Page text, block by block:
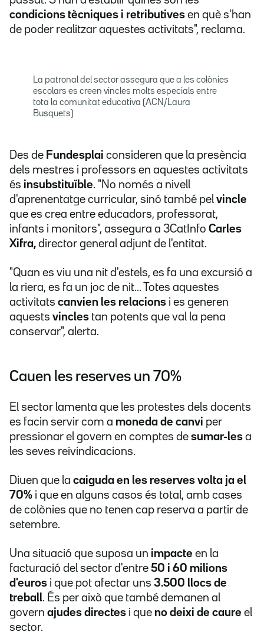
condicions tècniques i retributives en què s'han
de poder realitzar aquestes activitats", reclama.
La patronal del sector assegura que a les colònies
escolars es creen vincles molts especials entre
tota la comunitat educativa (ACN/Laura
Busquets)
Des de Fundesplai consideren que la presència
dels mestres i professors en aquestes activitats
és insubstituïble. "No només a nivell
d'aprenentatge curricular, sinó també pel vincle
que es crea entre educadors, professorat,
infants i monitors", assegura a 3CatInfo Carles
Xifra, director general adjunt de l'entitat.
"Quan es viu una nit d'estels, es fa una excursió a
la riera, es fa un joc de nit... Totes aquestes
activitats canvien les relacions i es generen
aquests vincles tan potents que val la pena
conservar", alerta.
Cauen les reserves un 70%
El sector lamenta que les protestes dels docents
es facin servir com a moneda de canvi per
pressionar el govern en comptes de sumar-les a
les seves reivindicacions.
Diuen que la caiguda en les reserves volta ja el
70% i que en alguns casos és total, amb cases
de colònies que no tenen cap reserva a partir de
setembre.
Una situació que suposa un impacte en la
facturació del sector d'entre 50 i 60 milions
d'euros i que pot afectar uns 3.500 llocs de
treball. És per això que també demanen al
govern ajudes directes i que no deixi de caure el
sector.